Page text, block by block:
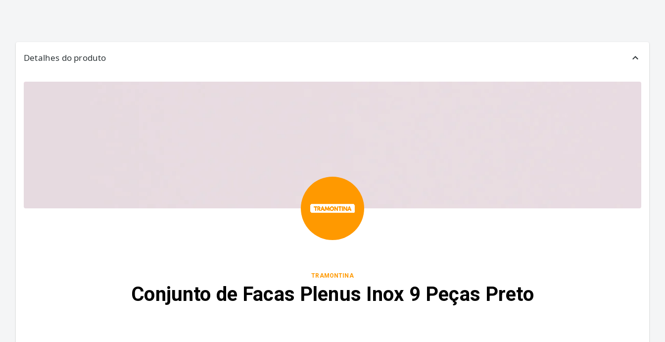
Detalhes do produto
TRAMONTINA
Conjunto de Facas Plenus Inox 9 Peças Preto